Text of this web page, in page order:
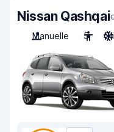
Nissan Qashqai
Manuelle
5